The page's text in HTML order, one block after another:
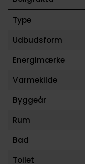
Type
Udbudsform
Energimærke
Varmekilde
Byggeår
Rum
Bad
Toilet